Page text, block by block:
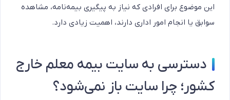
این موضوع برای افرادی که نیاز به پیگیری بیمه‌نامه، مشاهده
سوابق یا انجام امور اداری دارند، اهمیت زیادی دارد.
دسترسی به سایت بیمه معلم خارج
کشور؛ چرا سایت باز نمی‌شود؟